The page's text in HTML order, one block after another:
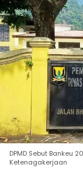
DPMD Sebut Bankeu
Ketenagakerjaan